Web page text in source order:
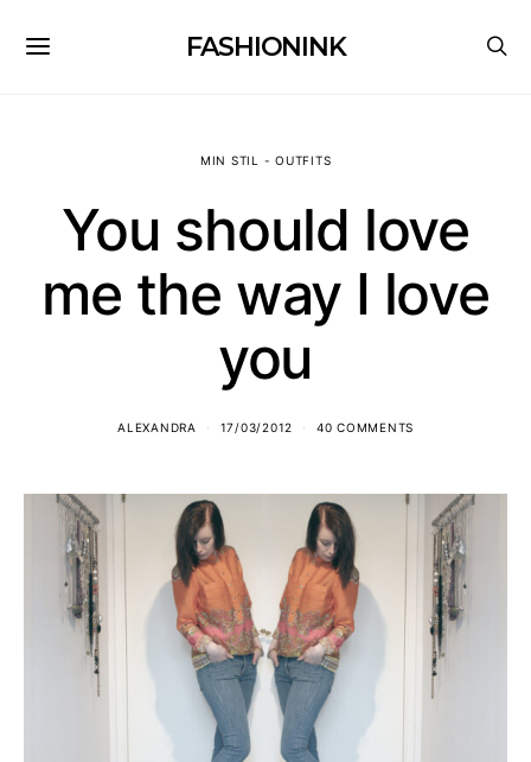
FASHIONINK
MIN STIL - OUTFITS
You should love
me the way I love
you
ALEXANDRA 17/03/2012 40 COMMENTS